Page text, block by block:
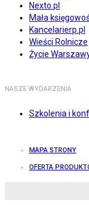
Nexto.pl
Mała
Kancelarierp.pl
Wieści Rolnicze
Życie
NASZE WYDARZENIA
Szkolenia i
MAPA STRONY
OFERTA